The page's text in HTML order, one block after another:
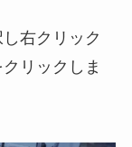
右クリック
リックしま